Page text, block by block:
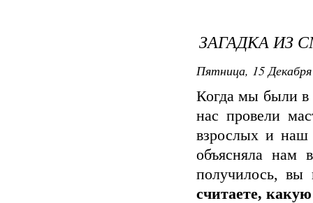
ЗАГАДКА ИЗ
Пятница, 15
Когда мы были в
нас провели
взрослых и наш
объясняла нам
получилось,
считаете,